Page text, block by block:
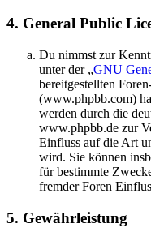
4. General Public
Du nimmst zur
unter der „GNU
bereitgestellten
(www.phpbb.com)
werden durch die
www.phpbb.de zur
Einfluss auf die Art
wird. Sie können
für bestimmte
fremder Foren
5. Gewährleistung